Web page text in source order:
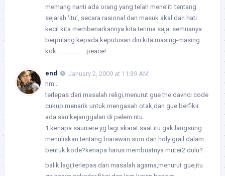
memang nanti ada orang yang telah meneliti tentang
sejarah ‘itu’, secara rasional dan masuk akal dan hati
kecil kita membenarkannya kita terima saja. semuanya
berpulang kepada keputusan diri kita masing-masing
kok………………..peace!
end
January 2, 2009 at 11:39 AM
hm…
terlepas dari masalah religi,menurut gue the davnci code
cukup menarik untuk mengasah otak,dan gue berfikir
ada sau kejanggalan di pelem ntu.
1.kenapa sauniere yg lagi skarat saat itu gak langsung
menuliskan tentang biarawan sion dan holy grail dalam
bentuk kode?kenapa harus membuatnya muter2 dulu?
balik lagi,terlepas dari masalah agama,menurut gue,itu